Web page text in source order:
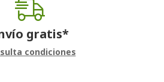
gratis*
condiciones